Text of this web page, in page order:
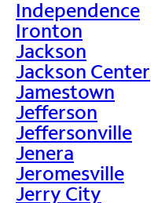
Independence
Ironton
Jackson
Jackson Center
Jamestown
Jefferson
Jeffersonville
Jenera
Jeromesville
Jerry City